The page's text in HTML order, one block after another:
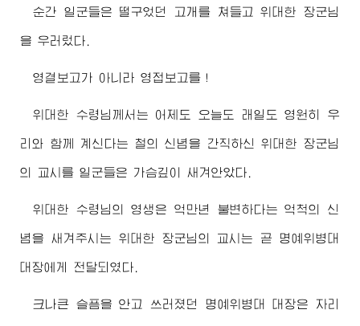
순간 일군들은 떨구었던 고개를 쳐들고위대한 장군님
을 우러렀다.
영결보고가 아니라 영접보고를！
위대한 수령님께서 는 어제도 오늘도 래일도 영원히 우
리와 함께 계신다는 철의 신념을 간직하신위대한 장군님
의 교시를 일군들은 가슴깊이 새겨안았다.
위대한 수령님 의 영생은 억만년 불변하다는 억척의 신
념을 새겨주시는 위대한 장군님 의 교시는 곧 명예위병대
대장에게 전달되였다.
크나큰 슬픔을 안고 쓰러졌던 명예위병대 대장은 자리